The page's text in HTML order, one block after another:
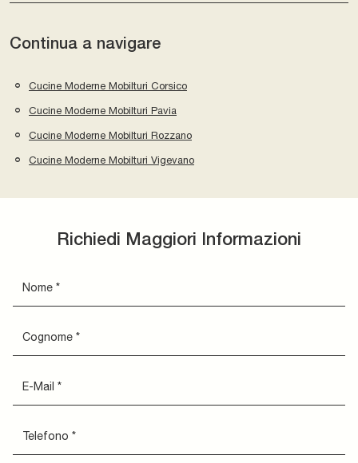
Continua a navigare
Cucine Moderne Mobilturi Corsico
Cucine Moderne Mobilturi Pavia
Cucine Moderne Mobilturi Rozzano
Cucine Moderne Mobilturi Vigevano
Richiedi Maggiori Informazioni